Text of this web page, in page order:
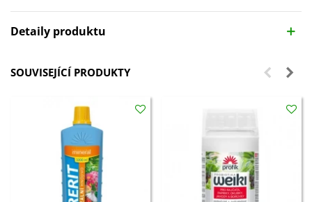
Detaily produktu
SOUVISEJÍCÍ PRODUKTY